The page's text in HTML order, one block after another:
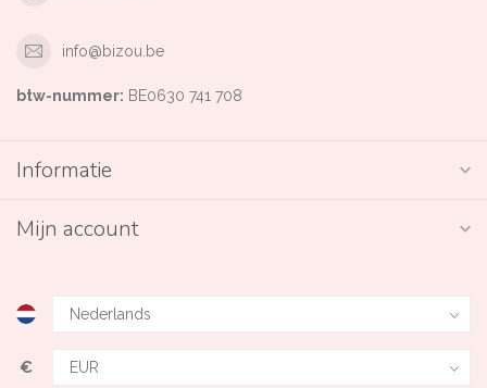
info@bizou.be
btw-nummer: BE0630 741 708
Informatie
Mijn account
€